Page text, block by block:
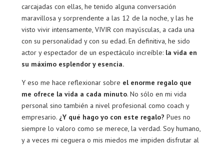
carcajadas con ellas, he tenido alguna conversación
maravillosa y sorprendente a las 12 de la noche, y las he
visto vivir intensamente, VIVIR con mayúsculas, a cada una
con su personalidad y con su edad. En definitiva, he sido
actor y espectador de un espectáculo increíble: la vida en
su máximo esplendor y esencia.
Y eso me hace reflexionar sobre el enorme regalo que
me ofrece la vida a cada minuto. No sólo en mi vida
personal sino también a nivel profesional como coach y
empresario. ¿Y qué hago yo con este regalo? Pues no
siempre lo valoro como se merece, la verdad. Soy humano,
y a veces mi ceguera o mis miedos me impiden disfrutar al